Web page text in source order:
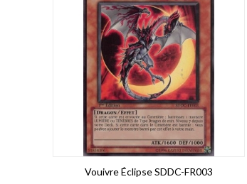
Vouivre Éclipse SDDC-FR003